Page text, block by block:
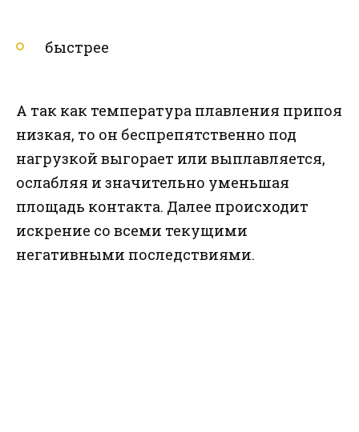
быстрее
А так как температура плавления припоя
низкая, то он беспрепятственно под
нагрузкой выгорает или выплавляется,
ослабляя и значительно уменьшая
площадь контакта. Далее происходит
искрение со всеми текущими
негативными последствиями.